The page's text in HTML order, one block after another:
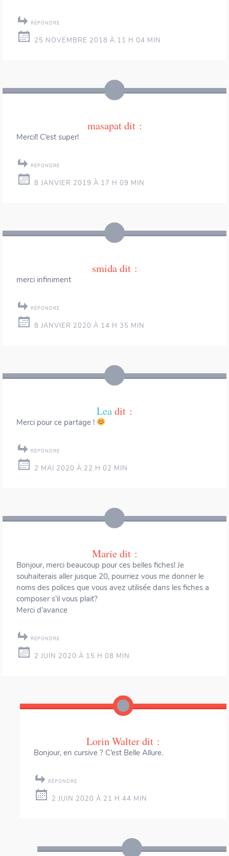
RÉPONDRE
25 NOVEMBRE 2018 À 11 H 04 MIN
masapatdit :
Merci!! C’est super!
RÉPONDRE
8 JANVIER 2019 À 17 H 09 MIN
smidadit :
merci infiniment
RÉPONDRE
8 JANVIER 2020 À 14 H 35 MIN
Leadit :
Merci pour ce partage !
RÉPONDRE
2 MAI 2020 À 22 H 02 MIN
Mariedit :
Bonjour, merci beaucoup pour ces belles fiches! Je
souhaiterais aller jusque 20, pourriez vous me donner le
noms des polices que vous avez utilisée dans les fiches a
composer s’il vous plait?
Merci d’avance
RÉPONDRE
2 JUIN 2020 À 15 H 08 MIN
Lorin Walterdit :
Bonjour, en cursive ? C’est Belle Allure.
RÉPONDRE
2 JUIN 2020 À 21 H 44 MIN